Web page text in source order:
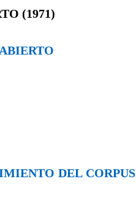
(1971)
DEL CORPUS